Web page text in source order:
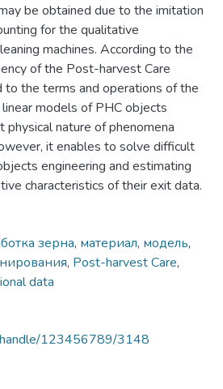
be obtained due to the imitation
for the qualitative
machines. According to the
of the Post-harvest Care
to the terms and operations of the
models of PHC objects
nature of phenomena
it enables to solve difficult
engineering and estimating
characteristics of their exit data.
зерна, материал, модель,
, Post-harvest Care,
data
123456789/3148